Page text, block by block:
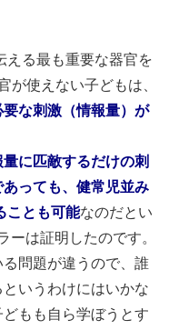
える最も重要な器官を
が使えない子どもは、
な刺激（情報量）が
に匹敵するだけの刺
っても、健常児並み
ことも可能なのだとい
ーは証明したのです。
問題が違うので、誰
いうわけにはいかな
もも自ら学ぼうとす